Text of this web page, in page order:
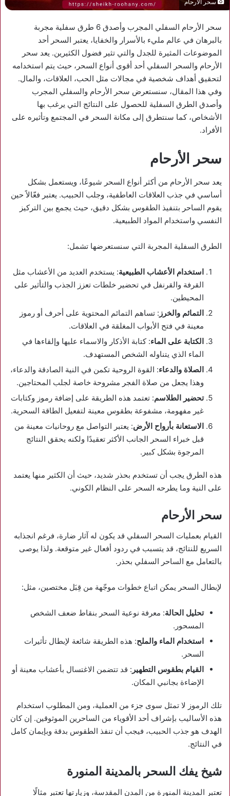
سحر الأرحام
سحر الأرحام السفلي المجرب وأصدق 6 طرق سفلية مجربة
بالبرهان في عالم مليء بالأسرار والخفايا، يعتبر السحر أحد
الموضوعات المثيرة للجدل والتي تثير فضول الكثيرين. يعد سحر
الأرحام والسحر السفلي أحد أقوى أنواع السحر، حيث يتم استخدامه
لتحقيق أهداف شخصية في مجالات مثل الحب، العلاقات، والمال.
وفي هذا المقال، سنستعرض سحر الأرحام والسفلي المجرب
وأصدق الطرق السفلية للحصول على النتائج التي يرغب بها
الأشخاص، كما سنتطرق إلى مكانة السحر في المجتمع وتأثيره على
الأفراد.
سحر الأرحام
يعد سحر الأرحام من أكثر أنواع السحر شيوعًا، ويستعمل بشكل
أساسي في جذب العلاقات العاطفية، وجلب الحبيب. يعتبر فعّالاً حين
يقوم الساحر بتنفيذ الطقوس بشكل دقيق، حيث يجمع بين التركيز
النفسي واستخدام المواد الطبيعية.
الطرق السفلية المجربة التي سنستعرضها تشمل:
استخدام الأعشاب الطبيعية: يستخدم العديد من الأعشاب مثل
القرفة والقرنفل في تحضير خلطات تعزز الجذب والتأثير على
المحيطين.
التمائم والخرز : تساهم التمائم المحتوية على أحرف أو رموز
معينة في فتح الأبواب المغلقة في العلاقات.
الكتابة على الماء: كتابة الأذكار والاسماء عليها وإلقاءها في
الماء الذي يتناوله الشخص المستهدف.
الصلاة والدعاء: القوة الروحية تكمن في النية الصادقة والدعاء،
وهذا يجعل من صلاة الفجر مشروحة خاصة لجلب المحتاجين.
تحضير الطلاسم: تعتمد هذه الطريقة على إضافة رموز وكتابات
غير مفهومة، مشفوعة بطقوس معينة لتفعيل الطاقة السحرية.
الاستعانة بأرواح الأرض: يعتبر التواصل مع روحانيات معينة من
قبل خبراء السحر الجانب الأكثر تعقيدًا ولكنه يحقق النتائج
المرجوة بشكل كبير.
هذه الطرق يجب أن تستخدم بحذر شديد، حيث أن الكثير منها يعتمد
على النية وما يطرحه السحر على النظام الكوني.
سحر الأرحام
القيام بعمليات السحر السفلي قد يكون له آثار ضارة، فرغم انجذابه
السريع للنتائج، قد يتسبب في ردود أفعال غير متوقعة. ولذا يوصى
بالتعامل مع الساحر السفلي بحذر.
لإبطال السحر يمكن اتباع خطوات موجّهة من قِبَل مختصين، مثل:
تحليل الحالة: معرفة نوعية السحر بنقاط ضعف الشخص
المسحور.
استخدام الماء والملح: هذه الطريقة شائعة لإبطال تأثيرات
السحر.
القيام بطقوس التطهير : قد تتضمن الاغتسال بأعشاب معينة أو
الإضاءة بجانبي المكان.
تلك الرموز لا تمثل سوى جزء من العملية، ومن المطلوب استخدام
هذه الأساليب بإشراف أحد الأقوياء من الساحرين الموثوقين. إن كان
الهدف هو جذب الحبيب، فيجب أن تنفذ الطقوس بدقة وبإيمان كامل
في النتائج.
شيخ يفك السحر بالمدينة المنورة
تعتبر المدينة المنورة من المدن المقدسة، وزيارتها تعتبر مثالًا